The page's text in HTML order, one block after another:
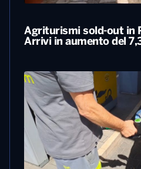
Agriturismi sold-out in
Arrivi in aumento del